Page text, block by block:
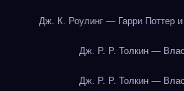
Дж. К. Роулинг — Гарри Поттер
Дж. Р. Р. Толкин —
Дж. Р. Р. Толкин —